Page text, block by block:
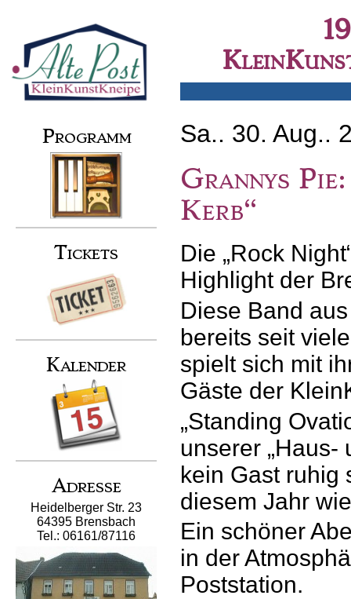
Secondary menu
Sa.. 30. Aug..
Grannys
Kerb“
Die „Rock
Highlight der
Diese Band
bereits seit
spielt sich mit
Gäste der
„Standing
unserer „Haus-
kein Gast ruhig
diesem Jahr
Ein schöner
in der
Poststation.
Programm
Tickets
Kalender
Adresse
Heidelberger Str. 23
64395 Brensbach
Tel.: 06161/87116